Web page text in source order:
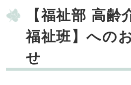
【福祉部 高齢
福祉班】への
せ